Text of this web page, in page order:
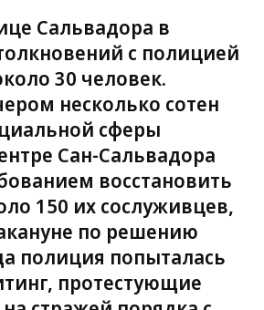
Сальвадора в
с полицией
30 человек.
несколько сотен
сферы
Сан-Сальвадора
восстановить
150 их сослуживцев,
по решению
полиция попыталась
протестующие